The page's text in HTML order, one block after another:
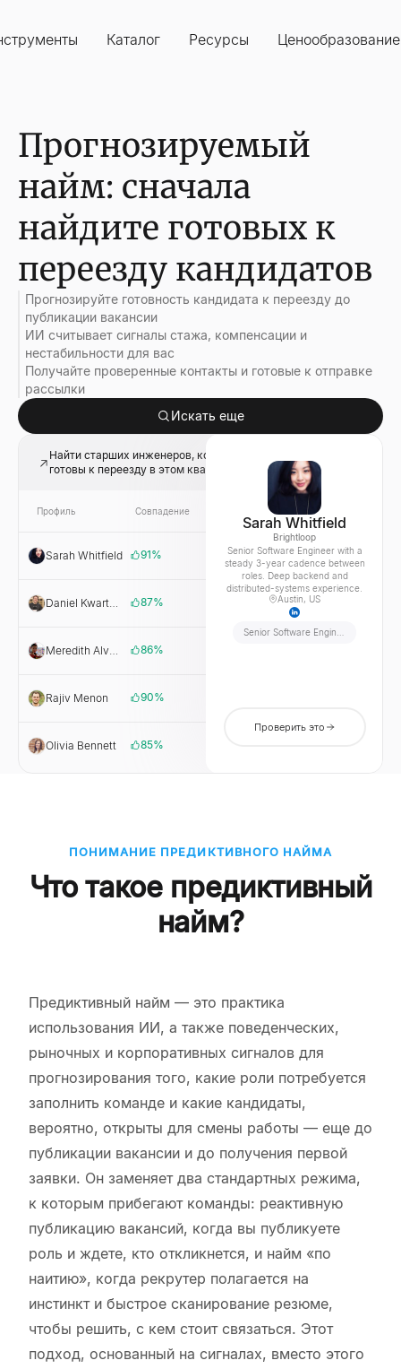
Каталог Ресурсы Ценообразование
Прогнозируемый
найм: сначала
найдите готовых к
переезду кандидатов
Прогнозируйте готовность кандидата к переезду до
публикации вакансии
ИИ считывает сигналы стажа, компенсации и
нестабильности для вас
Получайте проверенные контакты и готовые к отправке
рассылки
Искать еще
Найти старших инженеров, которые, вероятно, будут
готовы к переезду в этом квартале
Профиль Совпадение Компания
Sarah Whitfield 91% Brightloop
Daniel Kwarteng 87%
Meredith Alvarez 86%
Rajiv Menon 90%
Olivia Bennett 85%
Sarah Whitfield
Brightloop
Senior Software Engineer with a
steady 3-year cadence between
roles. Deep backend and
distributed-systems experience.
Austin, US
Проверить это
ПОНИМАНИЕ ПРЕДИКТИВНОГО НАЙМА
Что такое предиктивный
найм?
Предиктивный найм — это практика
использования ИИ, а также поведенческих,
рыночных и корпоративных сигналов для
прогнозирования того, какие роли потребуется
заполнить команде и какие кандидаты,
вероятно, открыты для смены работы — еще до
публикации вакансии и до получения первой
заявки. Он заменяет два стандартных режима,
к которым прибегают команды: реактивную
публикацию вакансий, когда вы публикуете
роль и ждете, кто откликнется, и найм «по
наитию», когда рекрутер полагается на
инстинкт и быстрое сканирование резюме,
чтобы решить, с кем стоит связаться. Этот
подход, основанный на сигналах, вместо этого